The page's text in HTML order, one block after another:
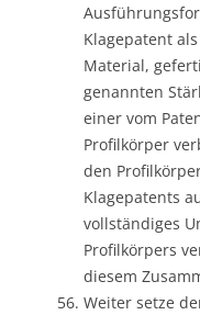
Klagepatent
Material,
genannten
einer vom
Profilkörper
den
Klagepatents
vollständiges
Profilkörpers
diesem
Weiter setze